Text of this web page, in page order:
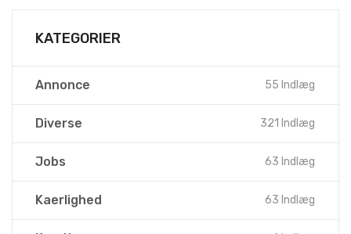
KATEGORIER
Annonce 55 Indlæg
Diverse 321 Indlæg
Jobs 63 Indlæg
Kaerlighed 63 Indlæg